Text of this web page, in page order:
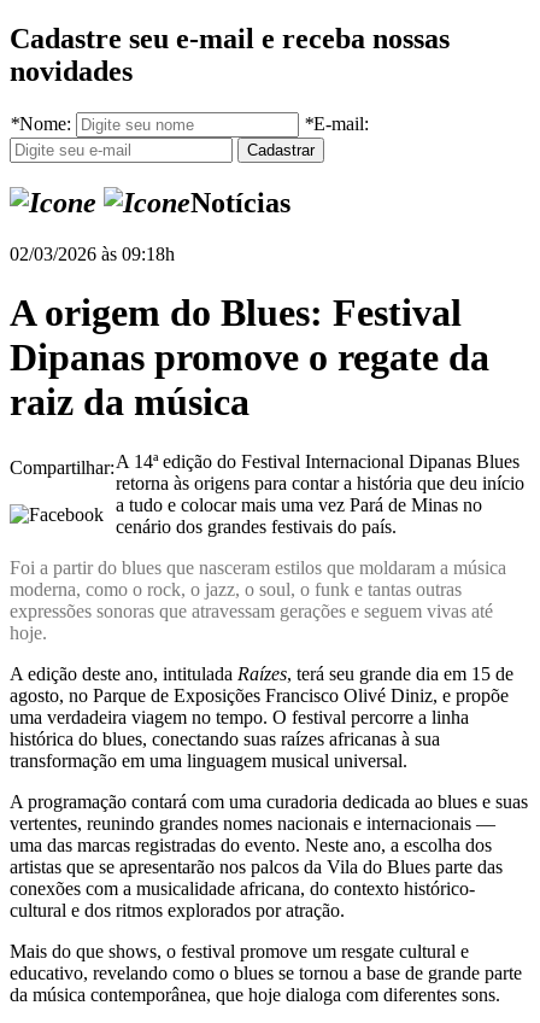
Cadastre seu e-mail e receba nossas
novidades
*Nome: *E-mail:
Notícias
02/03/2026 às 09:18h
A origem do Blues: Festival
Dipanas promove o regate da
raiz da música
Compartilhar:A 14ª edição do Festival Internacional Dipanas Blues
retorna às origens para contar a história que deu início
a tudo e colocar mais uma vez Pará de Minas no
cenário dos grandes festivais do país.
Foi a partir do blues que nasceram estilos que moldaram a música
moderna, como o rock, o jazz, o soul, o funk e tantas outras
expressões sonoras que atravessam gerações e seguem vivas até
hoje.
A edição deste ano, intitulada Raízes, terá seu grande dia em 15 de
agosto, no Parque de Exposições Francisco Olivé Diniz, e propõe
uma verdadeira viagem no tempo. O festival percorre a linha
histórica do blues, conectando suas raízes africanas à sua
transformação em uma linguagem musical universal.
A programação contará com uma curadoria dedicada ao blues e suas
vertentes, reunindo grandes nomes nacionais e internacionais —
uma das marcas registradas do evento. Neste ano, a escolha dos
artistas que se apresentarão nos palcos da Vila do Blues parte das
conexões com a musicalidade africana, do contexto histórico-
cultural e dos ritmos explorados por atração.
Mais do que shows, o festival promove um resgate cultural e
educativo, revelando como o blues se tornou a base de grande parte
da música contemporânea, que hoje dialoga com diferentes sons.